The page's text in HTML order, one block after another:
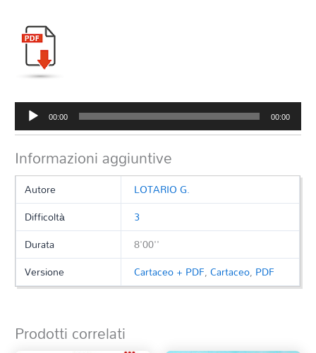
Audio
Player
00:00 00:00
Informazioni aggiuntive
Autore
LOTARIO G.
Difficoltà
3
Durata
8'00''
Versione
Cartaceo + PDF,Cartaceo, PDF
Prodotti correlati